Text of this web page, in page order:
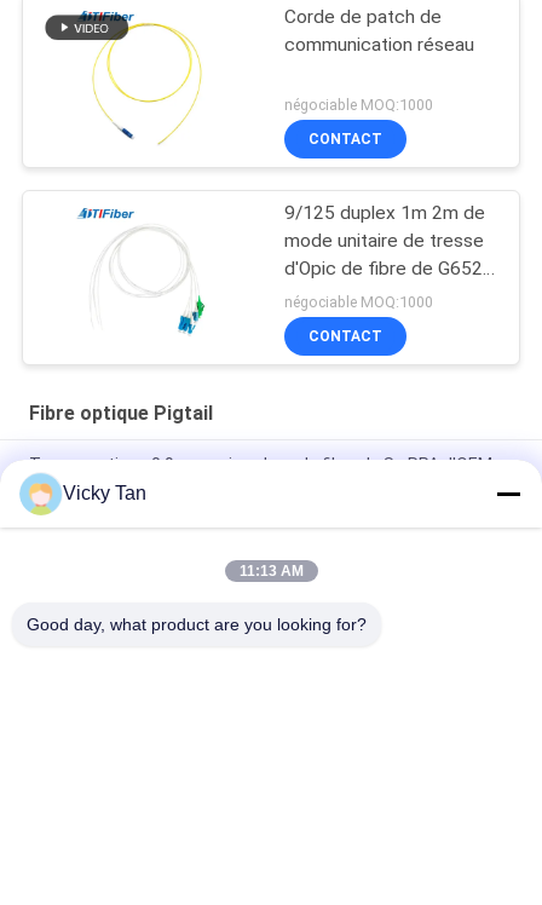
Corde de patch de
communication réseau
négociable MOQ:1000
CONTACT
9/125 duplex 1m 2m de
mode unitaire de tresse
d'Opic de fibre de G652D
G657A LSZH 3m
négociable MOQ:1000
CONTACT
Fibre optique Pigtail
Tresse optique 0.9mm unimodaux de fibre de Sc RPA d'OEM
FTTH 2.0mm 3.0mm
SM unimodal optique transparent 0.9mm de simplex du PC
Vicky Tan
11:13 AM
Good day, what product are you looking for?